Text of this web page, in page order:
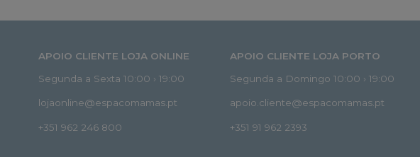
APOIO CLIENTE LOJA ONLINE
Segunda a Sexta 10:00 › 19:00
lojaonline@espacomamas.pt
+351 962 246 800
APOIO CLIENTE LOJA PORTO
Segunda a Domingo 10:00 › 19:00
apoio.cliente@espacomamas.pt
+351 91 962 2393